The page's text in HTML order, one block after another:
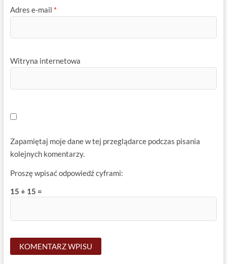
Adres e-mail *
Witryna internetowa
Zapamiętaj moje dane w tej przeglądarce podczas pisania
kolejnych komentarzy.
Proszę wpisać odpowiedź cyframi:
15 + 15 =